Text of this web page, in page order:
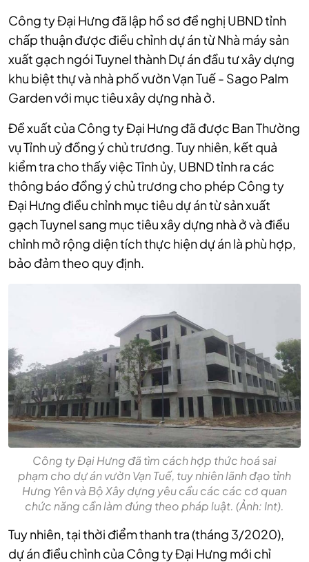
Công ty Đại Hưng đã lập hồ sơ đề nghị UBND tỉnh
chấp thuận được điều chỉnh dự án từ Nhà máy sản
xuất gạch ngói Tuynel thành Dự án đầu tư xây dựng
khu biệt thự và nhà phố vườn Vạn Tuế - Sago Palm
Garden với mục tiêu xây dựng nhà ở.
Đề xuất của Công ty Đại Hưng đã được Ban Thường
vụ Tỉnh uỷ đồng ý chủ trương. Tuy nhiên, kết quả
kiểm tra cho thấy việc Tỉnh ủy, UBND tỉnh ra các
thông báo đồng ý chủ trương cho phép Công ty
Đại Hưng điều chỉnh mục tiêu dự án từ sản xuất
gạch Tuynel sang mục tiêu xây dựng nhà ở và điều
chỉnh mở rộng diện tích thực hiện dự án là phù hợp,
bảo đảm theo quy định.
Công ty Đại Hưng đã tìm cách hợp thức hoá sai
phạm cho dự án vườn Vạn Tuế, tuy nhiên lãnh đạo tỉnh
Hưng Yên và Bộ Xây dựng yêu cầu các các cơ quan
chức năng cần làm đúng theo pháp luật. (Ảnh: Int).
Tuy nhiên, tại thời điểm thanh tra (tháng 3/2020),
dự án điều chỉnh của Công ty Đại Hưng mới chỉ